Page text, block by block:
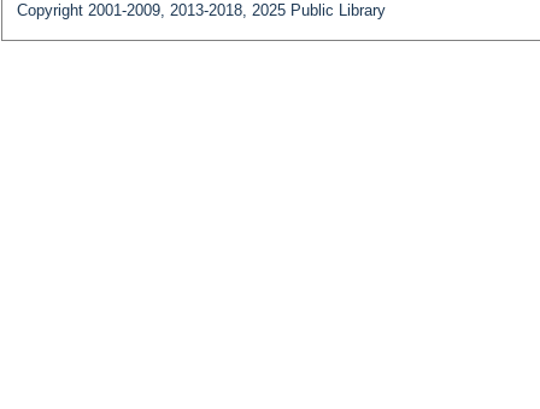
Copyright 2001-2009, 2013-2018, 2025 Public Library